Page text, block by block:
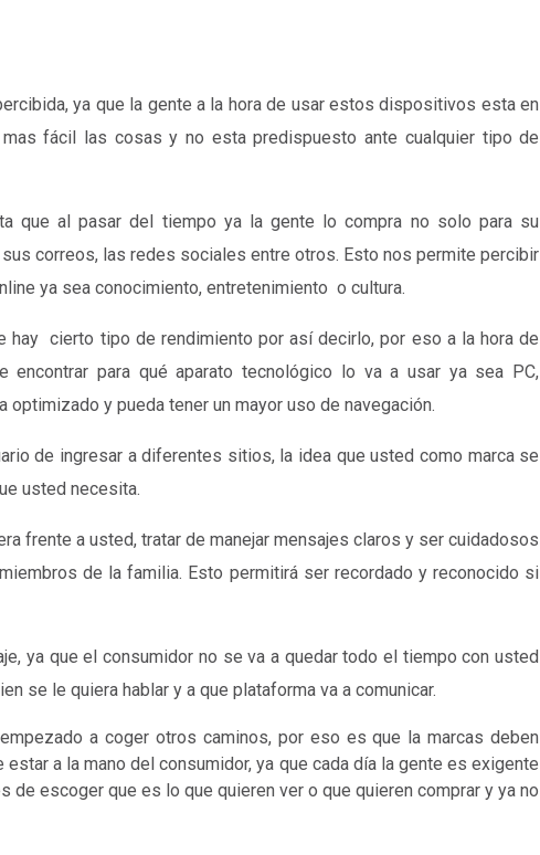
ya que la gente a la hora de usar estos dispositivos esta en
fácil las cosas y no esta predispuesto ante cualquier tipo de
que al pasar del tiempo ya la gente lo compra no solo para su
correos, las redes sociales entre otros. Esto nos permite percibir
ya sea conocimiento, entretenimiento o cultura.
hay cierto tipo de rendimiento por así decirlo, por eso a la hora de
encontrar para qué aparato tecnológico lo va a usar ya sea PC,
optimizado y pueda tener un mayor uso de navegación.
de ingresar a diferentes sitios, la idea que usted como marca se
usted necesita.
frente a usted, tratar de manejar mensajes claros y ser cuidadosos
de la familia. Esto permitirá ser recordado y reconocido si
ya que el consumidor no se va a quedar todo el tiempo con usted
se le quiera hablar y a que plataforma va a comunicar.
a coger otros caminos, por eso es que la marcas deben
a la mano del consumidor, ya que cada día la gente es exigente
de escoger que es lo que quieren ver o que quieren comprar y ya no